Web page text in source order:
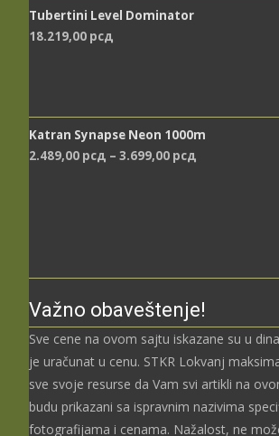
Tubertini Level Dominator
18.219,00 рсд
Katran Synapse Neon 1000m
2.489,00 рсд – 3.699,00 рсд
Važno obaveštenje!
Sve cene na ovom sajtu iskazane su u
je uračunat u cenu. STKR Lokvanj
sve svoje resurse da Vam svi artikli na
budu prikazani sa ispravnim nazivima
fotografijama i cenama. Nažalost, ne